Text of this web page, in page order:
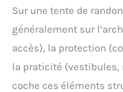
Sur une tente de
généralement sur
accès), la protection
la praticité (vestibules,
coche ces éléments